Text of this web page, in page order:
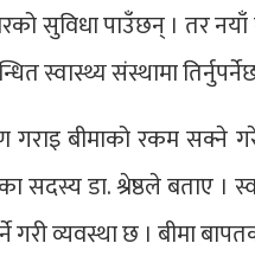
सुविधा पाउँछन् । तर
स्वास्थ्य संस्थामा
गराइ बीमाको रकम सक्ने
सदस्य डा. श्रेष्ठले बताए ।
गरी व्यवस्था छ । बीमा